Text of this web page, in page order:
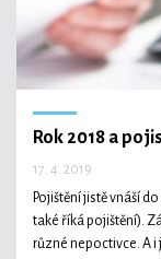
Rok 2018 a
17. 4. 2019
Pojištění jistě vnáší
také říká pojištění).
různé nepoctivce. A